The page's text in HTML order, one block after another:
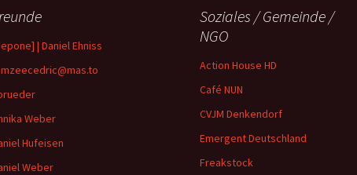
| Daniel Ehniss
Weber
Hufeisen
Weber
Soziales / Gemeinde /
NGO
Action House HD
Café NUN
CVJM Denkendorf
Emergent Deutschland
Freakstock